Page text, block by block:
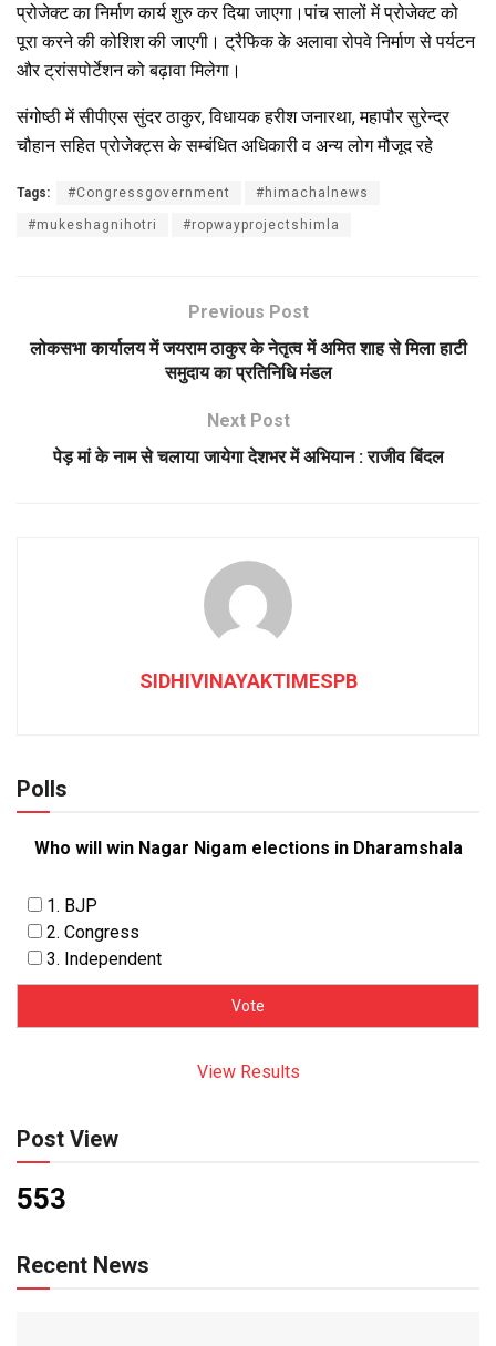
प्रोजेक्ट का निर्माण कार्य शुरु कर दिया जाएगा।पांच सालों में प्रोजेक्ट को
पूरा करने की कोशिश की जाएगी। ट्रैफिक के अलावा रोपवे निर्माण से पर्यटन
और ट्रांसपोर्टेशन को बढ़ावा मिलेगा।
संगोष्ठी में सीपीएस सुंदर ठाकुर, विधायक हरीश जनारथा, महापौर सुरेन्द्र
चौहान सहित प्रोजेक्ट्स के सम्बंधित अधिकारी व अन्य लोग मौजूद रहे
Tags: #Congressgovernment #himachalnews
#mukeshagnihotri #ropwayprojectshimla
Previous Post
लोकसभा कार्यालय में जयराम ठाकुर के नेतृत्व में अमित शाह से मिला हाटी
समुदाय का प्रतिनिधि मंडल
Next Post
पेड़ मां के नाम से चलाया जायेगा देशभर में अभियान : राजीव बिंदल
SIDHIVINAYAKTIMESPB
Polls
Who will win Nagar Nigam elections in Dharamshala
1. BJP
2. Congress
3. Independent
View Results
Post View
553
Recent News